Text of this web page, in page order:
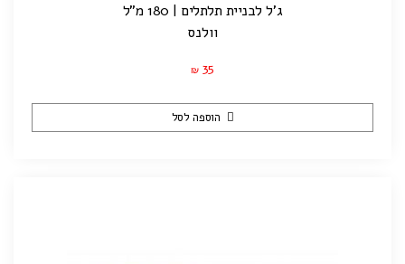
ג'ל לבניית תלתלים | 180 מ"ל
וולנס
₪ 35
הוספה לסל